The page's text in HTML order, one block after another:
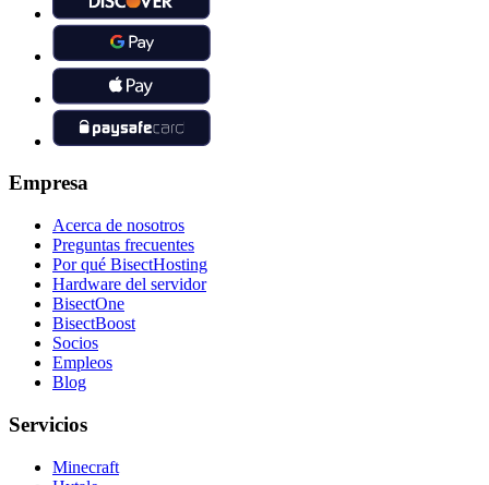
Empresa
Acerca de nosotros
Preguntas frecuentes
Por qué BisectHosting
Hardware del servidor
BisectOne
BisectBoost
Socios
Empleos
Blog
Servicios
Minecraft